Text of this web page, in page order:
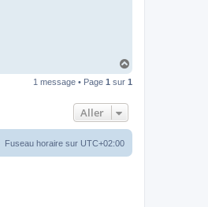
u
1 message • Page 1 sur 1
Aller
Fuseau horaire sur UTC+02:00